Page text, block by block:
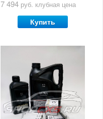
7 494 руб. клубная цена
Купить